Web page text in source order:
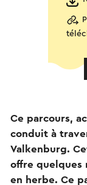
Ce parcours,
conduit à
Valkenburg.
offre quelques
en herbe. Ce